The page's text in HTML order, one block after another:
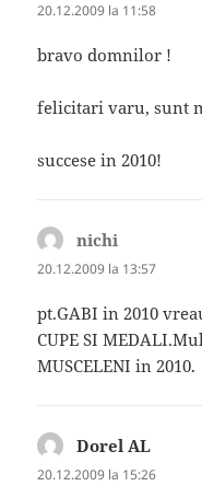
20.12.2009 la 11:58
bravo domnilor !
felicitari varu, sunt
succese in 2010!
nichi
20.12.2009 la 13:57
pt.GABI in 2010
CUPE SI
MUSCELENI in 2010.
Dorel AL
20.12.2009 la 15:26